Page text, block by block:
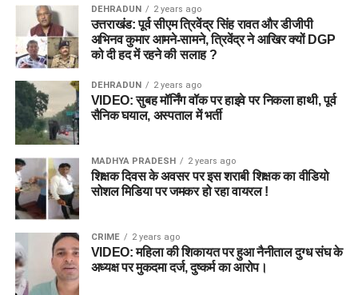
DEHRADUN 2 years ago
उत्तराखंड: पूर्व सीएम त्रिवेंद्र सिंह रावत और डीजीपी
अभिनव कुमार आमने-सामने, त्रिवेंद्र ने आखिर क्यों DGP
को दी हद में रहने की सलाह ?
DEHRADUN 2 years ago
VIDEO: सुबह मॉर्निंग वॉक पर हाइवे पर निकला हाथी, पूर्व
सैनिक घयाल, अस्पताल में भर्ती
MADHYA PRADESH 2 years ago
शिक्षक दिवस के अवसर पर इस शराबी शिक्षक का वीडियो
सोशल मिडिया पर जमकर हो रहा वायरल !
CRIME 2 years ago
VIDEO: महिला की शिकायत पर हुआ नैनीताल दुग्ध संघ के
अध्यक्ष पर मुकदमा दर्ज, दुष्कर्म का आरोप।